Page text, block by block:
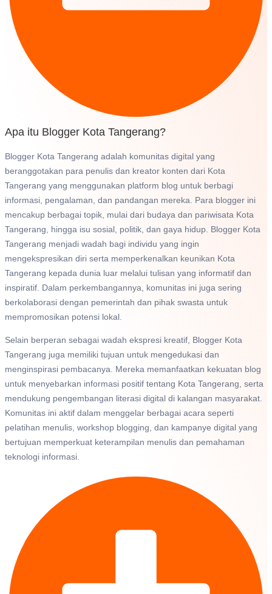
Apa itu Blogger Kota Tangerang?
Blogger Kota Tangerang adalah komunitas digital yang
beranggotakan para penulis dan kreator konten dari Kota
Tangerang yang menggunakan platform blog untuk berbagi
informasi, pengalaman, dan pandangan mereka. Para blogger ini
mencakup berbagai topik, mulai dari budaya dan pariwisata Kota
Tangerang, hingga isu sosial, politik, dan gaya hidup. Blogger Kota
Tangerang menjadi wadah bagi individu yang ingin
mengekspresikan diri serta memperkenalkan keunikan Kota
Tangerang kepada dunia luar melalui tulisan yang informatif dan
inspiratif. Dalam perkembangannya, komunitas ini juga sering
berkolaborasi dengan pemerintah dan pihak swasta untuk
mempromosikan potensi lokal.
Selain berperan sebagai wadah ekspresi kreatif, Blogger Kota
Tangerang juga memiliki tujuan untuk mengedukasi dan
menginspirasi pembacanya. Mereka memanfaatkan kekuatan blog
untuk menyebarkan informasi positif tentang Kota Tangerang, serta
mendukung pengembangan literasi digital di kalangan masyarakat.
Komunitas ini aktif dalam menggelar berbagai acara seperti
pelatihan menulis, workshop blogging, dan kampanye digital yang
bertujuan memperkuat keterampilan menulis dan pemahaman
teknologi informasi.